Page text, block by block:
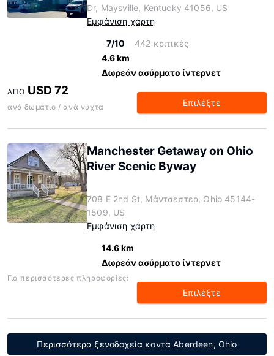
Dr, Maysville, Kentucky 41056, US
Εμφάνιση χάρτη
7/10
442 κριτικές
4.6 km
Δωρεάν ασύρματο ίντερνετ
ΑΠΌ USD 72
ανά δωμάτιο / ανά νύχτα Επιλέξτε
Manchester Getaway on Ohio
River Scenic Byway
708 E 2nd St, Μάντσεστερ, Ohio 45144-
1509, US
Εμφάνιση χάρτη
14.6 km
Δωρεάν ασύρματο ίντερνετ
Για περισσότερες πληροφορίες:
Επιλέξτε
Περισσότερα ξενοδοχεία κοντά Aberdeen, Ohio